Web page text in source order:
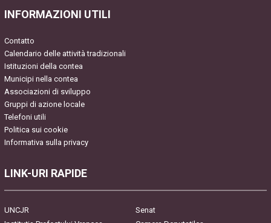
INFORMAZIONI UTILI
Contatto
Calendario delle attività tradizionali
Istituzioni della contea
Municipi nella contea
Associazioni di sviluppo
Gruppi di azione locale
Telefoni utili
Politica sui cookie
Informativa sulla privacy
LINK-URI RAPIDE
UNCJR
Senat